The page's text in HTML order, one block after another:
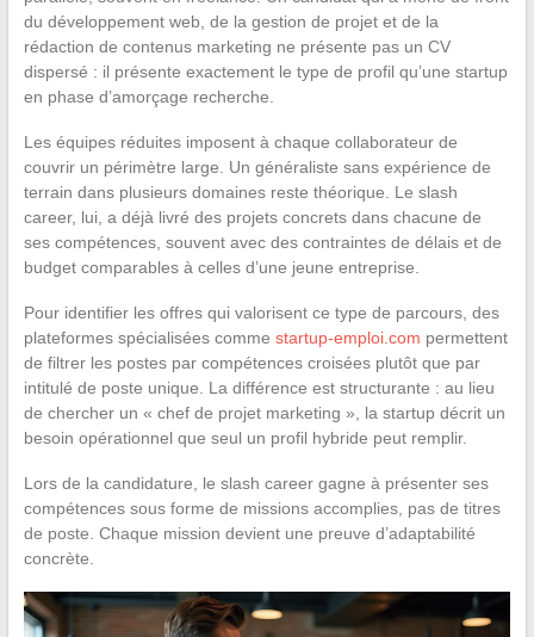
du développement web, de la gestion de projet et de la
rédaction de contenus marketing ne présente pas un CV
dispersé : il présente exactement le type de profil qu’une startup
en phase d’amorçage recherche.
Les équipes réduites imposent à chaque collaborateur de
couvrir un périmètre large. Un généraliste sans expérience de
terrain dans plusieurs domaines reste théorique. Le slash
career, lui, a déjà livré des projets concrets dans chacune de
ses compétences, souvent avec des contraintes de délais et de
budget comparables à celles d’une jeune entreprise.
Pour identifier les offres qui valorisent ce type de parcours, des
plateformes spécialisées comme startup-emploi.com permettent
de filtrer les postes par compétences croisées plutôt que par
intitulé de poste unique. La différence est structurante : au lieu
de chercher un « chef de projet marketing », la startup décrit un
besoin opérationnel que seul un profil hybride peut remplir.
Lors de la candidature, le slash career gagne à présenter ses
compétences sous forme de missions accomplies, pas de titres
de poste. Chaque mission devient une preuve d’adaptabilité
concrète.